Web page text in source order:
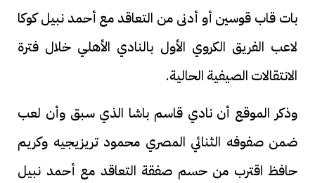
بات قاب قوسين أو أدنى من التعاقد مع أحمد نبيل كوكا
لاعب الفريق الكروي الأول بالنادي الأهلي خلال فترة
الانتقالات الصيفية الحالية.
وذكر الموقع أن نادي قاسم باشا الذي سبق وأن لعب
ضمن صفوفه الثنائي المصري محمود تريزيجيه وكريم
حافظ اقترب من حسم صفقة التعاقد مع أحمد نبيل